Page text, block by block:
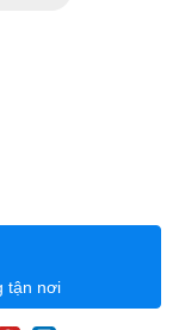
tận nơi